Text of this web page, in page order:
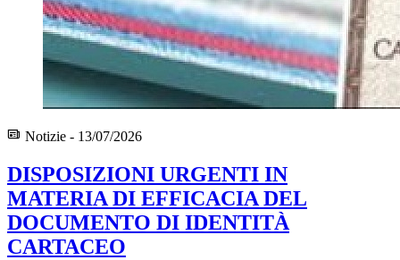
Notizie - 13/07/2026
DISPOSIZIONI URGENTI IN
MATERIA DI EFFICACIA DEL
DOCUMENTO DI IDENTITÀ
CARTACEO